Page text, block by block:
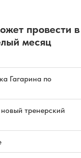
провести в
месяц
Гагарина по
тренерский